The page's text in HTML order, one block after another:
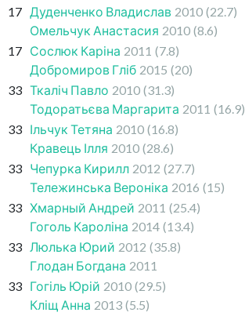
17
Дуденченко Владислав 2010 (22.7)
Омельчук Анастасия 2010 (8.6)
17 Сослюк Каріна 2011 (7.8)
Добромиров Гліб 2015 (20)
33 Ткаліч Павло 2010 (31.3)
Тодоратьєва Маргарита 2011 (16.9)
33 Ільчук Тетяна 2010 (16.8)
Кравець Ілля 2010 (28.6)
33 Чепурка Кирилл 2012 (27.7)
Тележинська Вероніка 2016 (15)
33 Хмарный Андрей 2011 (25.4)
Гоголь Кароліна 2014 (13.4)
33
Люлька Юрий 2012 (35.8)
Глодан Богдана 2011
33 Гогіль Юрій 2010 (29.5)
Кліщ Анна 2013 (5.5)